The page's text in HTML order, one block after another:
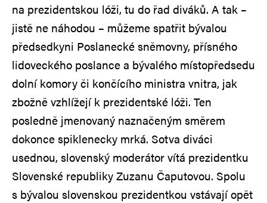
na prezidentskou lóži, tu do řad diváků. A tak –
jistě ne náhodou – můžeme spatřit bývalou
předsedkyni Poslanecké sněmovny, přísného
lidoveckého poslance a bývalého místopředsedu
dolní komory či končícího ministra vnitra, jak
zbožně vzhlížejí k prezidentské lóži. Ten
posledně jmenovaný naznačeným směrem
dokonce spiklenecky mrká. Sotva diváci
usednou, slovenský moderátor vítá prezidentku
Slovenské republiky Zuzanu Čaputovou. Spolu
s bývalou slovenskou prezidentkou vstávají opět